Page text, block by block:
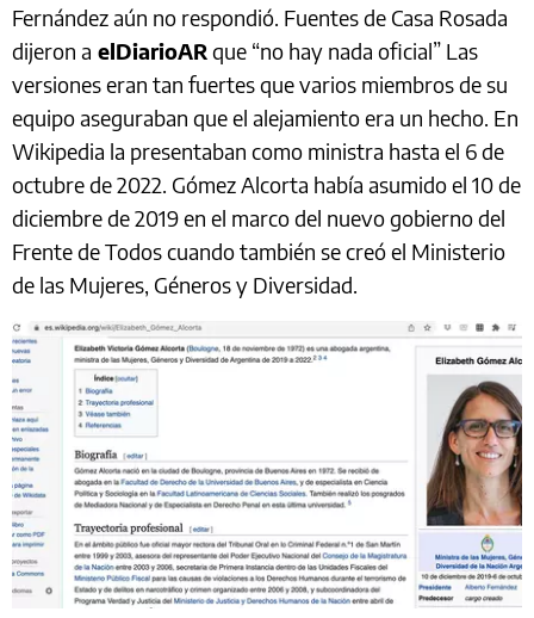
Fernández aún no respondió. Fuentes de Casa Rosada
dijeron a elDiarioARque “no hay nada oficial” Las
versiones eran tan fuertes que varios miembros de su
equipo aseguraban que el alejamiento era un hecho. En
Wikipedia la presentaban como ministra hasta el 6 de
octubre de 2022. Gómez Alcorta había asumido el 10 de
diciembre de 2019 en el marco del nuevo gobierno del
Frente de Todos cuando también se creó el Ministerio
de las Mujeres, Géneros y Diversidad.